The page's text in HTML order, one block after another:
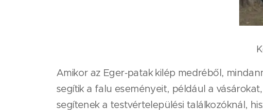
Amikor az Eger-patak kilép medréből,
segítik a falu eseményeit, például a
segítenek a testvértelepülési találkozóknál,